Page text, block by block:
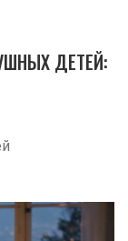
ДЕТЕЙ: